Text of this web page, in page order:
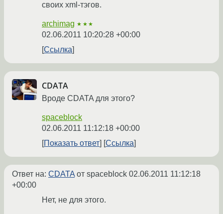
своих xml-тэгов.
archimag ★★★
02.06.2011 10:20:28 +00:00
Ссылка
CDATA
Вроде CDATA для этого?
spaceblock
02.06.2011 11:12:18 +00:00
Показать ответ
Ссылка
Ответ на: CDATA от spaceblock 02.06.2011 11:12:18
+00:00
Нет, не для этого.